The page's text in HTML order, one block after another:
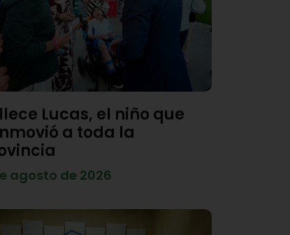
Lucas, el niño que
a toda la
agosto de 2026